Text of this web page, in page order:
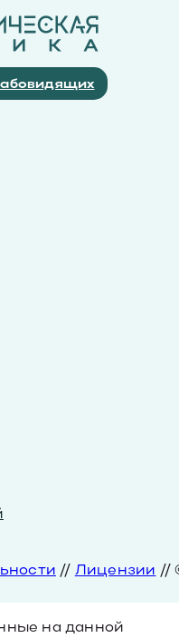
// Лицензии //
на данной